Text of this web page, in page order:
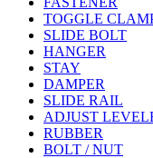
TOGGLE
SLIDE BOLT
HANGER
STAY
DAMPER
SLIDE RAIL
ADJUST
RUBBER
BOLT / NUT